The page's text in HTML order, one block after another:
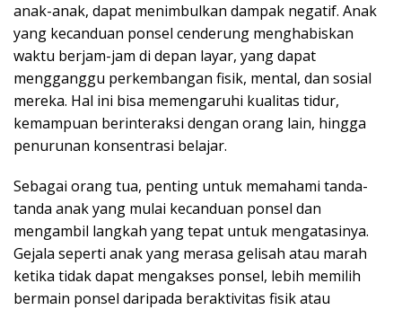
anak-anak, dapat menimbulkan dampak negatif. Anak
yang kecanduan ponsel cenderung menghabiskan
waktu berjam-jam di depan layar, yang dapat
mengganggu perkembangan fisik, mental, dan sosial
mereka. Hal ini bisa memengaruhi kualitas tidur,
kemampuan berinteraksi dengan orang lain, hingga
penurunan konsentrasi belajar.
Sebagai orang tua, penting untuk memahami tanda-
tanda anak yang mulai kecanduan ponsel dan
mengambil langkah yang tepat untuk mengatasinya.
Gejala seperti anak yang merasa gelisah atau marah
ketika tidak dapat mengakses ponsel, lebih memilih
bermain ponsel daripada beraktivitas fisik atau